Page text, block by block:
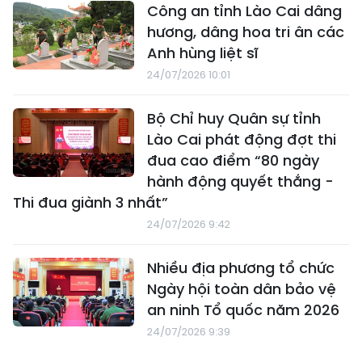
Công an tỉnh Lào Cai dâng
hương, dâng hoa tri ân các
Anh hùng liệt sĩ
24/07/2026 10:01
Bộ Chỉ huy Quân sự tỉnh
Lào Cai phát động đợt thi
đua cao điểm “80 ngày
hành động quyết thắng -
Thi đua giành 3 nhất”
24/07/2026 9:42
Nhiều địa phương tổ chức
Ngày hội toàn dân bảo vệ
an ninh Tổ quốc năm 2026
24/07/2026 9:39